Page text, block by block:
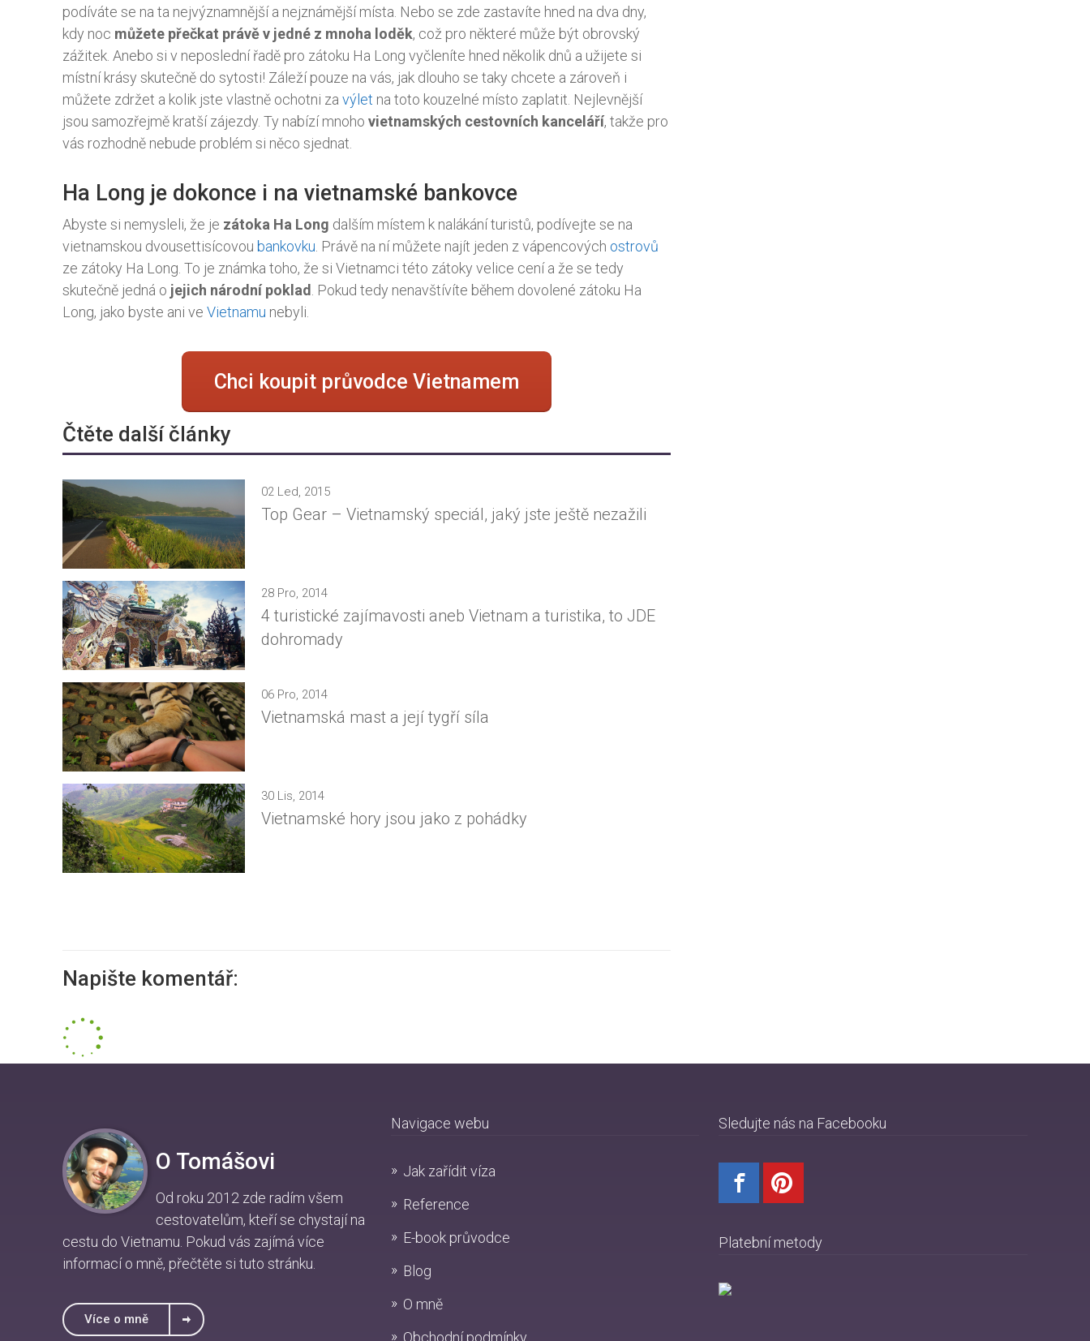
podíváte se na ta nejvýznamnější a nejznámější místa. Nebo se zde zastavíte hned na dva dny,
kdy noc můžete přečkat právě v jedné z mnoha loděk, což pro některé může být obrovský
zážitek. Anebo si v neposlední řadě pro zátoku Ha Long vyčleníte hned několik dnů a užijete si
místní krásy skutečně do sytosti! Záleží pouze na vás, jak dlouho se taky chcete a zároveň i
můžete zdržet a kolik jste vlastně ochotni za výlet na toto kouzelné místo zaplatit. Nejlevnější
jsou samozřejmě kratší zájezdy. Ty nabízí mnoho vietnamských cestovních kanceláří, takže pro
vás rozhodně nebude problém si něco sjednat.
Ha Long je dokonce i na vietnamské bankovce
Abyste si nemysleli, že je zátoka Ha Long dalším místem k nalákání turistů, podívejte se na
vietnamskou dvousettisícovou bankovku. Právě na ní můžete najít jeden z vápencových ostrovů
ze zátoky Ha Long. To je známka toho, že si Vietnamci této zátoky velice cení a že se tedy
skutečně jedná o jejich národní poklad. Pokud tedy nenavštívíte během dovolené zátoku Ha
Long, jako byste ani ve Vietnamu nebyli.
Chci koupit průvodce Vietnamem
Čtěte další články
02 Led, 2015
Top Gear – Vietnamský speciál, jaký jste ještě nezažili
28 Pro, 2014
4 turistické zajímavosti aneb Vietnam a turistika, to JDE
dohromady
06 Pro, 2014
Vietnamská mast a její tygří síla
30 Lis, 2014
Vietnamské hory jsou jako z pohádky
Napište komentář:
O Tomášovi
Od roku 2012 zde radím všem
cestovatelům, kteří se chystají na
cestu do Vietnamu. Pokud vás zajímá více
informací o mně, přečtěte si tuto stránku.
Více o mně
Navigace webu
Jak zařídit víza
Reference
E-book průvodce
Blog
O mně
Obchodní podmínky
Sledujte nás na Facebooku
Platební metody